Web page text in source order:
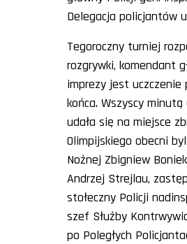
Delegacja policjantów
Tegoroczny turniej
rozgrywki, komendant
imprezy jest uczczenie
końca. Wszyscy
udała się na miejsce
Olimpijskiego obecni
Nożnej Zbigniew
Andrzej Strejlau,
stołeczny Policji
szef Służby
po Poległych